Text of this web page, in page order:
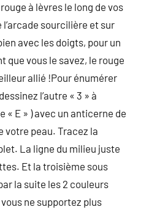
à lèvres le long de vos
sourcilière et sur
avec les doigts, pour un
que vous le savez, le rouge
allié !Pour énumérer
l’autre « 3 » à
« E » ) avec un anticerne de
votre peau. Tracez la
La ligne du milieu juste
Et la troisième sous
la suite les 2 couleurs
ne supportez plus